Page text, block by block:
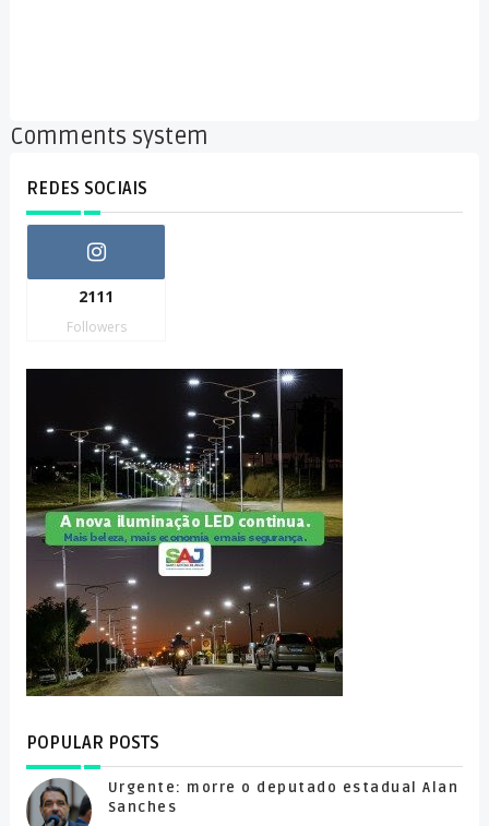
Comments system
REDES SOCIAIS
2111
Followers
POPULAR POSTS
Urgente: morre o deputado estadual Alan
Sanches